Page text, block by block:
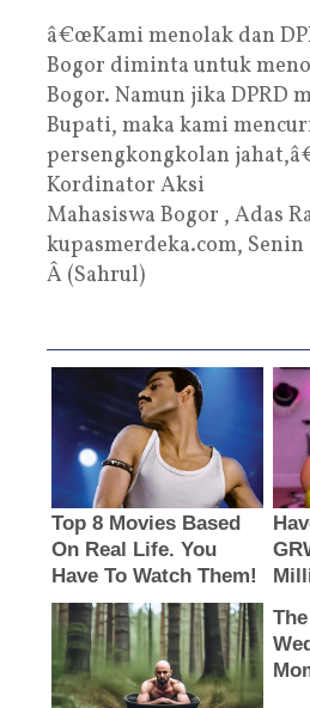
â€œKami menolak dan
Bogor diminta untuk
Bogor. Namun jika DPRD
Bupati, maka kami
persengkongkolan
Kordinator Aksi
Mahasiswa Bogor , Adas
kupasmerdeka.com, Senin
Â (Sahrul)